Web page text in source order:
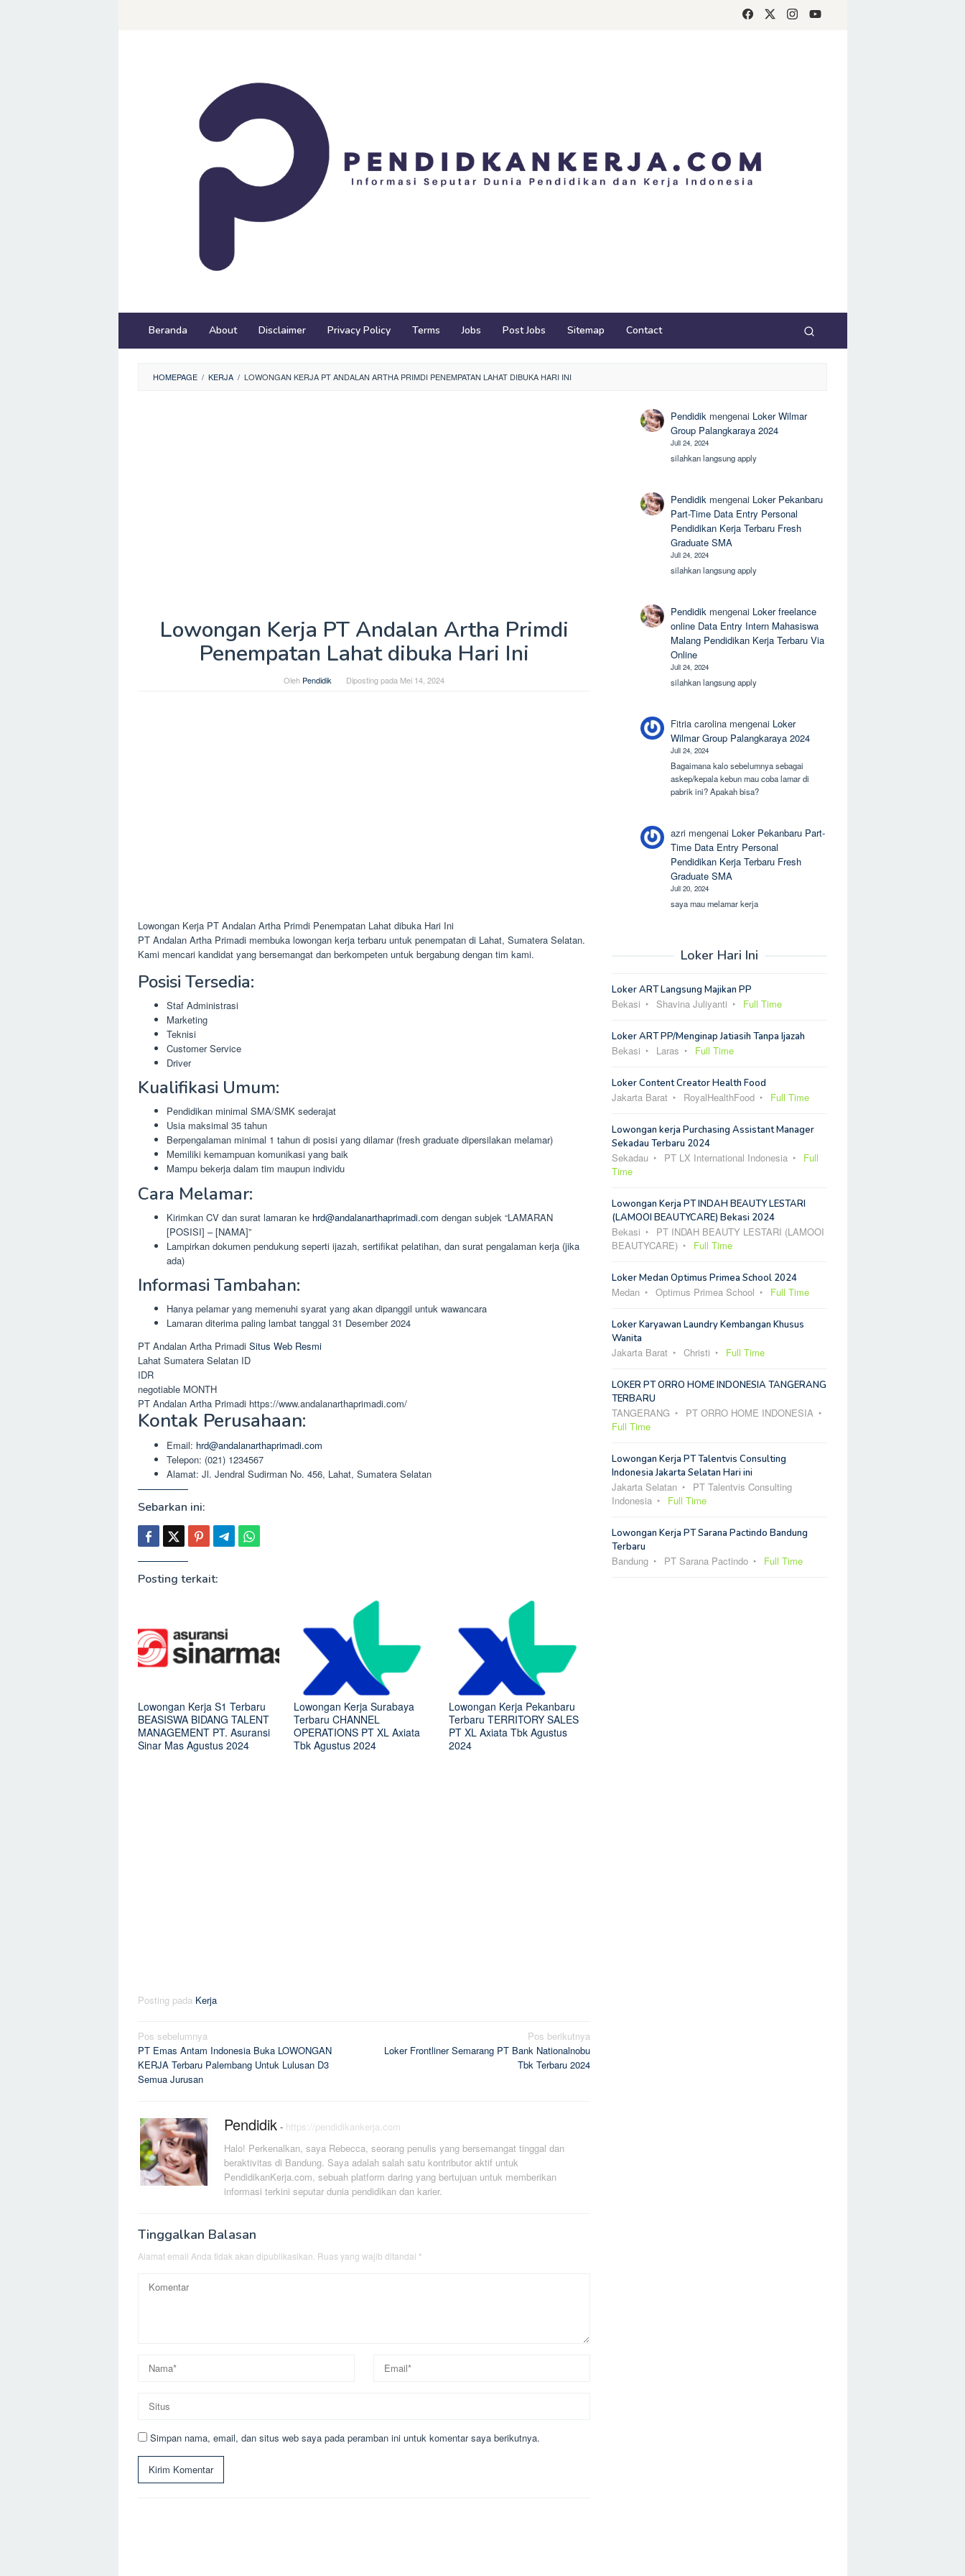
Beranda About Disclaimer Privacy Policy Terms Jobs Post Jobs Sitemap Contact
HOMEPAGE / KERJA / LOWONGAN KERJA PT ANDALAN ARTHA PRIMDI PENEMPATAN LAHAT DIBUKA HARI INI
Lowongan Kerja PT Andalan Artha Primdi
Penempatan Lahat dibuka Hari Ini
Oleh Pendidik Diposting pada Mei 14, 2024
Lowongan Kerja PT Andalan Artha Primdi Penempatan Lahat dibuka Hari Ini
PT Andalan Artha Primadi membuka lowongan kerja terbaru untuk penempatan di Lahat, Sumatera Selatan.
Kami mencari kandidat yang bersemangat dan berkompeten untuk bergabung dengan tim kami.
Posisi Tersedia:
Staf Administrasi
Marketing
Teknisi
Customer Service
Driver
Kualifikasi Umum:
Pendidikan minimal SMA/SMK sederajat
Usia maksimal 35 tahun
Berpengalaman minimal 1 tahun di posisi yang dilamar (fresh graduate dipersilakan melamar)
Memiliki kemampuan komunikasi yang baik
Mampu bekerja dalam tim maupun individu
Cara Melamar:
Kirimkan CV dan surat lamaran ke hrd@andalanarthaprimadi.com dengan subjek “LAMARAN
[POSISI] – [NAMA]”
Lampirkan dokumen pendukung seperti ijazah, sertifikat pelatihan, dan surat pengalaman kerja (jika
ada)
Informasi Tambahan:
Hanya pelamar yang memenuhi syarat yang akan dipanggil untuk wawancara
Lamaran diterima paling lambat tanggal 31 Desember 2024
PT Andalan Artha Primadi Situs Web Resmi
Lahat Sumatera Selatan ID
IDR
negotiable MONTH
PT Andalan Artha Primadi https://www.andalanarthaprimadi.com/
Kontak Perusahaan:
Email: hrd@andalanarthaprimadi.com
Telepon: (021) 1234567
Alamat: Jl. Jendral Sudirman No. 456, Lahat, Sumatera Selatan
Sebarkan ini:
Posting terkait:
Lowongan Kerja S1 Terbaru
BEASISWA BIDANG TALENT
MANAGEMENT PT. Asuransi
Sinar Mas Agustus 2024
Lowongan Kerja Surabaya
Terbaru CHANNEL
OPERATIONS PT XL Axiata
Tbk Agustus 2024
Lowongan Kerja Pekanbaru
Terbaru TERRITORY SALES
PT XL Axiata Tbk Agustus
2024
Posting pada Kerja
Navigasi
pos
Pos sebelumnya
PT Emas Antam Indonesia Buka LOWONGAN
KERJA Terbaru Palembang Untuk Lulusan D3
Semua Jurusan
Pos berikutnya
Loker Frontliner Semarang PT Bank Nationalnobu
Tbk Terbaru 2024
Pendidik - https://pendidikankerja.com
Halo! Perkenalkan, saya Rebecca, seorang penulis yang bersemangat tinggal dan
beraktivitas di Bandung. Saya adalah salah satu kontributor aktif untuk
PendidikanKerja.com, sebuah platform daring yang bertujuan untuk memberikan
informasi terkini seputar dunia pendidikan dan karier.
Tinggalkan Balasan
Alamat email Anda tidak akan dipublikasikan. Ruas yang wajib ditandai *
Simpan nama, email, dan situs web saya pada peramban ini untuk komentar saya berikutnya.
Pendidik mengenai Loker Wilmar
Group Palangkaraya 2024
Juli 24, 2024
silahkan langsung apply
Pendidik mengenai Loker Pekanbaru
Part-Time Data Entry Personal
Pendidikan Kerja Terbaru Fresh
Graduate SMA
Juli 24, 2024
silahkan langsung apply
Pendidik mengenai Loker freelance
online Data Entry Intern Mahasiswa
Malang Pendidikan Kerja Terbaru Via
Online
Juli 24, 2024
silahkan langsung apply
Fitria carolina mengenai Loker
Wilmar Group Palangkaraya 2024
Juli 24, 2024
Bagaimana kalo sebelumnya sebagai
askep/kepala kebun mau coba lamar di
pabrik ini? Apakah bisa?
azri mengenai Loker Pekanbaru Part-
Time Data Entry Personal
Pendidikan Kerja Terbaru Fresh
Graduate SMA
Juli 20, 2024
saya mau melamar kerja
Loker Hari Ini
Loker ART Langsung Majikan PP
Bekasi Shavina Juliyanti Full Time
Loker ART PP/Menginap Jatiasih Tanpa Ijazah
Bekasi Laras Full Time
Loker Content Creator Health Food
Jakarta Barat RoyalHealthFood Full Time
Lowongan kerja Purchasing Assistant Manager
Sekadau Terbaru 2024
Sekadau PT LX International Indonesia
Full
Time
Lowongan Kerja PT INDAH BEAUTY LESTARI
(LAMOOI BEAUTYCARE) Bekasi 2024
Bekasi
PT INDAH BEAUTY LESTARI (LAMOOI
BEAUTYCARE)
Full Time
Loker Medan Optimus Primea School 2024
Medan Optimus Primea School Full Time
Loker Karyawan Laundry Kembangan Khusus
Wanita
Jakarta Barat Christi Full Time
LOKER PT ORRO HOME INDONESIA TANGERANG
TERBARU
TANGERANG
PT ORRO HOME INDONESIA
Full Time
Lowongan Kerja PT Talentvis Consulting
Indonesia Jakarta Selatan Hari ini
Jakarta Selatan
PT Talentvis Consulting
Indonesia
Full Time
Lowongan Kerja PT Sarana Pactindo Bandung
Terbaru
Bandung PT Sarana Pactindo Full Time